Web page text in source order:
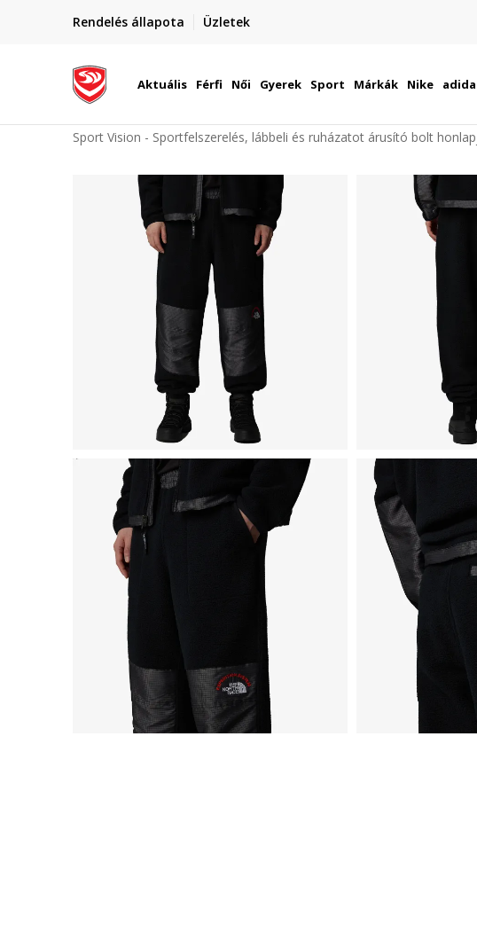
Rendelés állapota Üzletek
Szállítás Magyarország területén
Aktuális Férfi Női Gyerek Sport Márkák Nike
Sport Vision - Sportfelszerelés, lábbeli és ruházatot árusító bolt